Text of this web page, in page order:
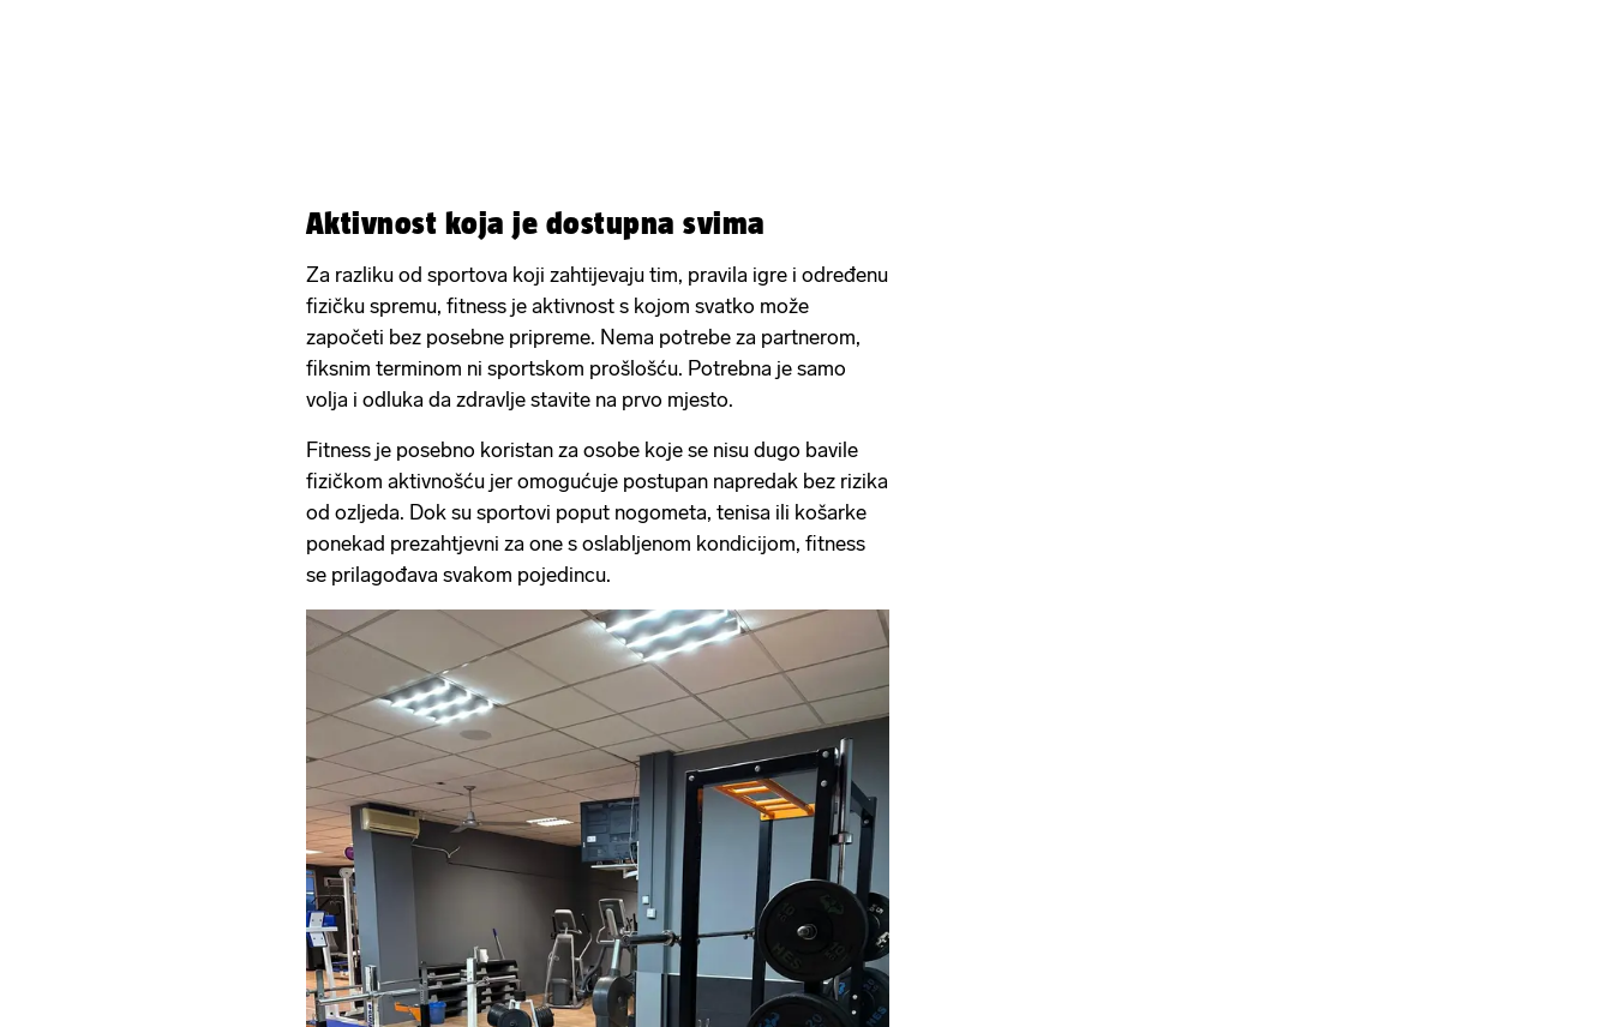
Aktivnost koja je dostupna svima
Za razliku od sportova koji zahtijevaju tim, pravila igre i određenu
fizičku spremu, fitness je aktivnost s kojom svatko može
započeti bez posebne pripreme. Nema potrebe za partnerom,
fiksnim terminom ni sportskom prošlošću. Potrebna je samo
volja i odluka da zdravlje stavite na prvo mjesto.
Fitness je posebno koristan za osobe koje se nisu dugo bavile
fizičkom aktivnošću jer omogućuje postupan napredak bez rizika
od ozljeda. Dok su sportovi poput nogometa, tenisa ili košarke
ponekad prezahtjevni za one s oslabljenom kondicijom, fitness
se prilagođava svakom pojedincu.